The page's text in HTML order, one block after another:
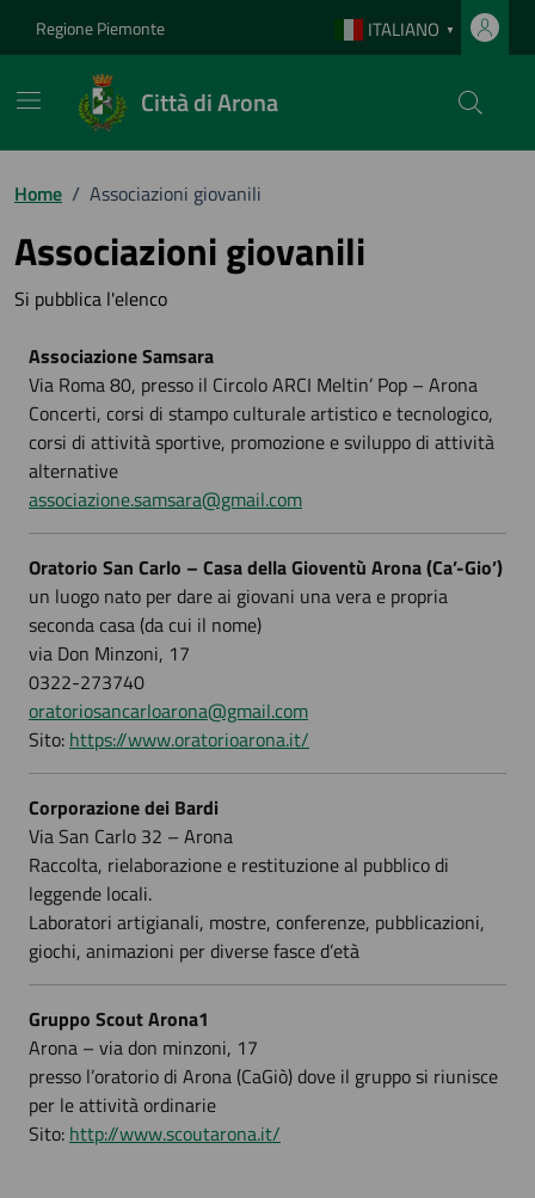
Regione Piemonte ITALIANO ▼
Città di Arona
Home / Associazioni giovanili
Associazioni giovanili
Si pubblica l'elenco
Associazione Samsara
Via Roma 80, presso il Circolo ARCI Meltin’ Pop – Arona
Concerti, corsi di stampo culturale artistico e tecnologico,
corsi di attività sportive, promozione e sviluppo di attività
alternative
associazione.samsara@gmail.com
Oratorio San Carlo – Casa della Gioventù Arona (Ca’-Gio’)
un luogo nato per dare ai giovani una vera e propria
seconda casa (da cui il nome)
via Don Minzoni, 17
0322-273740
oratoriosancarloarona@gmail.com
Sito: https://www.oratorioarona.it/
Corporazione dei Bardi
Via San Carlo 32 – Arona
Raccolta, rielaborazione e restituzione al pubblico di
leggende locali.
Laboratori artigianali, mostre, conferenze, pubblicazioni,
giochi, animazioni per diverse fasce d’età
Gruppo Scout Arona1
Arona – via don minzoni, 17
presso l’oratorio di Arona (CaGiò) dove il gruppo si riunisce
per le attività ordinarie
Sito: http://www.scoutarona.it/